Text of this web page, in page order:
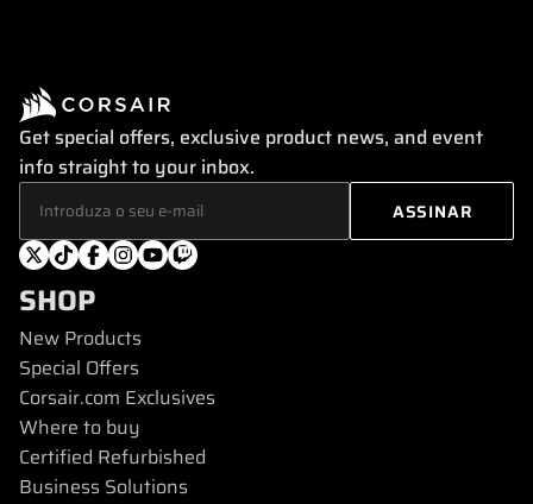
Get special offers, exclusive product news, and event
info straight to your inbox.
SHOP
New Products
Special Offers
Corsair.com Exclusives
Where to buy
Certified Refurbished
Business Solutions